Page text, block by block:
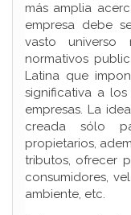
más amplia
empresa debe
vasto
normativos
Latina que
significativa a
empresas. La
creada sólo
propietarios,
tributos, ofrecer
consumidores,
ambiente, etc.